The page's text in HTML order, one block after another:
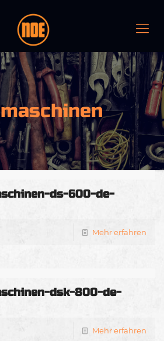
ds-600-de-
Mehr erfahren
dsk-800-de-
Mehr erfahren